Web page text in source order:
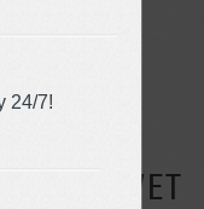
24/7!